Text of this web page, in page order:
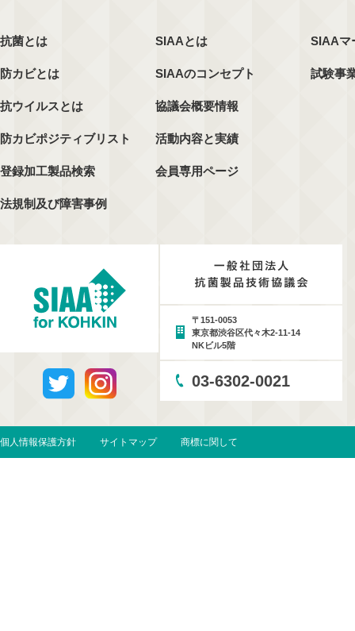
抗菌とは
防カビとは
抗ウイルスとは
防カビポジティブリスト
登録加工製品検索
法規制及び障害事例
SIAAとは
SIAAのコンセプト
協議会概要情報
活動内容と実績
会員専用ページ
SIAAマ
試験事
〒151-0053
東京都渋谷区代々木2-11-14
NKビル5階
03-6302-0021
個人情報保護方針 サイトマップ 商標に関して